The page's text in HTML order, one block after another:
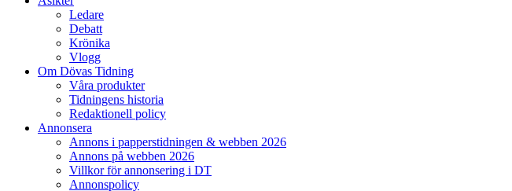
Ledare
Debatt
Krönika
Vlogg
Om Dövas Tidning
Våra produkter
Tidningens historia
Redaktionell policy
Annonsera
Annons i papperstidningen & webben 2026
Annons på webben 2026
Villkor för annonsering i DT
Annonspolicy